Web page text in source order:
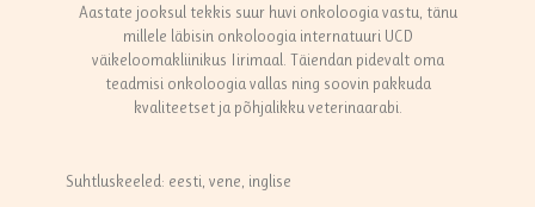
Aastate jooksul tekkis suur huvi onkoloogia vastu, tänu
millele läbisin onkoloogia internatuuri UCD
väikeloomakliinikus Iirimaal. Täiendan pidevalt oma
teadmisi onkoloogia vallas ning soovin pakkuda
kvaliteetset ja põhjalikku veterinaarabi.
Suhtluskeeled: eesti, vene, inglise